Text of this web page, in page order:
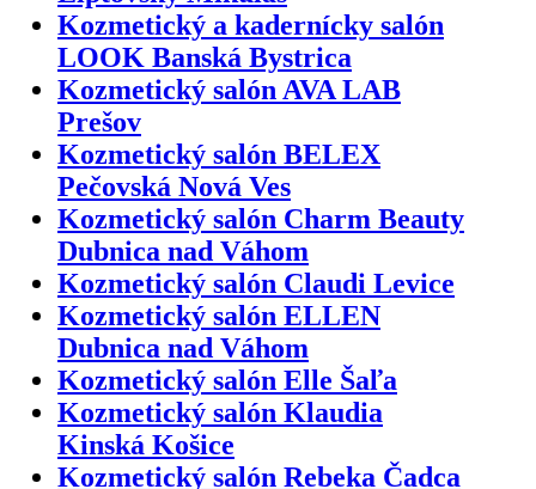
Kozmetický a kadernícky salón
LOOK Banská Bystrica
Kozmetický salón AVA LAB
Prešov
Kozmetický salón BELEX
Pečovská Nová Ves
Kozmetický salón Charm Beauty
Dubnica nad Váhom
Kozmetický salón Claudi Levice
Kozmetický salón ELLEN
Dubnica nad Váhom
Kozmetický salón Elle Šaľa
Kozmetický salón Klaudia
Kinská Košice
Kozmetický salón Rebeka Čadca